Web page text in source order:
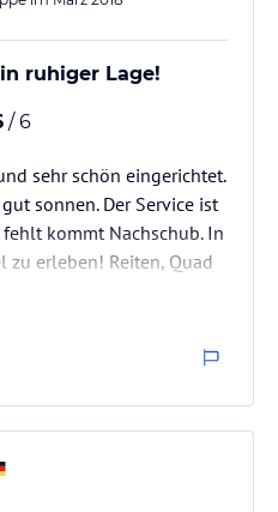
ruhiger Lage!
/ 6
sehr schön eingerichtet.
sonnen. Der Service ist
kommt Nachschub. In
zu erleben! Reiten, Quad
Ziel gebracht und wieder
auf jeden Fall weiter
alle Fälle sehr gerne